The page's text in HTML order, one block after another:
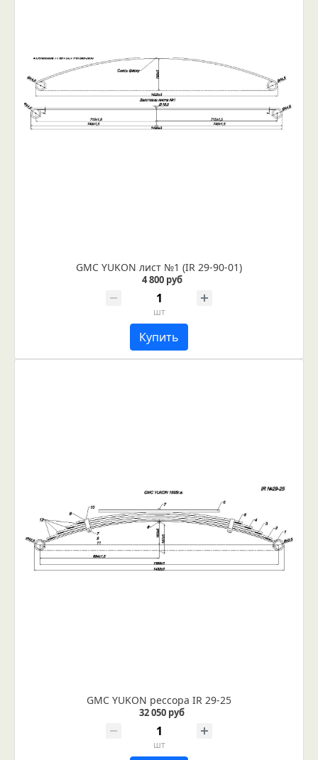
GMC YUKON лист №1 (IR 29-90-01)
4 800 руб
шт
Купить
GMC YUKON рессора IR 29-25
32 050 руб
шт